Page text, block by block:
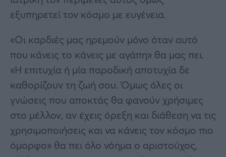
εξυπηρετεί τον κόσμο με ευγένεια.
«Οι καρδιές μας ηρεμούν μόνο όταν αυτό
που κάνεις το κάνεις με αγάπη» θα μας πει.
«Η επιτυχία ή μία παροδική αποτυχία δε
καθορίζουν τη ζωή σου. Όμως όλες οι
γνώσεις που αποκτάς θα φανούν χρήσιμες
στο μέλλον, αν έχεις όρεξη και διάθεση να τις
χρησιμοποιήσεις και να κάνεις τον κόσμο πιο
όμορφο» θα πει όλο νόημα ο αριστούχος,